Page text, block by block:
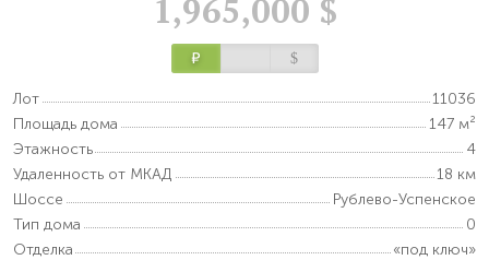
1,965,000 $
Р $
Лот
11036
Площадь дома
147 м²
Этажность
4
Удаленность от МКАД
18 км
Шоссе
Рублево-Успенское
Тип дома
0
Отделка
«под ключ»